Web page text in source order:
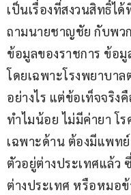
เป็นเรื่องที่สงวนสิทธิ์ได้
ถามนายชาญชัย กับพว
ข้อมูลของราชการ ข้อ
โดยเฉพาะโรงพยาบา
อย่างไร แต่ข้อเท็จจริง
ทำไมน้อย ไม่มีค่ายา โ
เฉพาะด้าน ต้องมีแพท
ตัวอยู่ต่างประเทศแล้ว
ต่างประเทศ หรือหมอ